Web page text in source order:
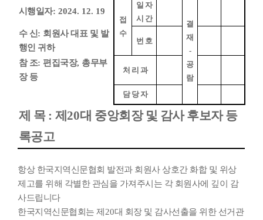
시행일자: 2024. 12. 19
접
수
일 자
시 간
결
재
-
공
람
수 신 : 회원사 대표 및 발
행인 귀하
번 호
참 조: 편집국장, 총무부
장 등
처 리 과
담 당 자
제 목 : 제 20대 중앙회장 및 감사 후보자 등
록공고
항상 한국지역신문협회 발전과 회원사 상호간 화합 및 위상
제고를 위해 각별한 관심을 가져주시는 각 회원사에 깊이 감
사드립니다
한국지역신문협회는 제 20대 회장 및 감사선출을 위한 선거관